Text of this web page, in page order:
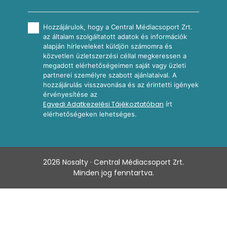
Hozzájárulok, hogy a Central Médiacsoport Zrt.
az általam szolgáltatott adatok és információk
alapján hírleveleket küldjön számomra és
közvetlen üzletszerzési céllal megkeressen a
megadott elérhetőségeimen saját vagy üzleti
partnerei személyre szabott ajánlataival. A
hozzájárulás visszavonása és az érintetti igények
érvényesítése az
Egyedi Adatkezelési Tájékoztatóban írt
elérhetőségeken lehetséges.
2026 Nosalty · Central Médiacsoport Zrt.
Minden jog fenntartva.